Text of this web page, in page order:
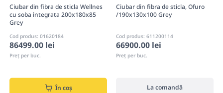
Ciubar din fibra de sticla Wellnes
cu soba integrata 200x180x85
Grey
Cod produs: 01620184
86499.00 lei
Preț per buc.
În coș
Ciubar din fibra de sticla, Ofuro
/190x130x100 Grey
Cod produs: 611200114
66900.00 lei
Preț per buc.
La comandă